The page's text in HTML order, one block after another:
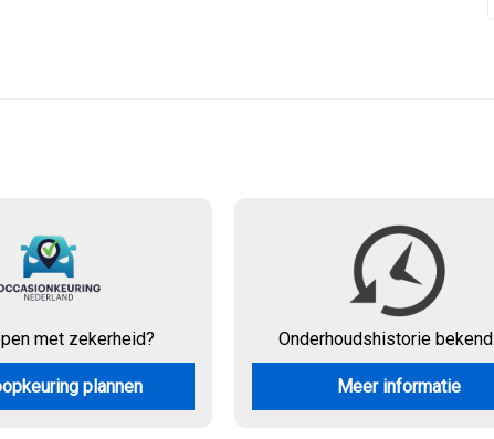
met zekerheid?
plannen
Onderhoudshistorie bekend
Meer informatie